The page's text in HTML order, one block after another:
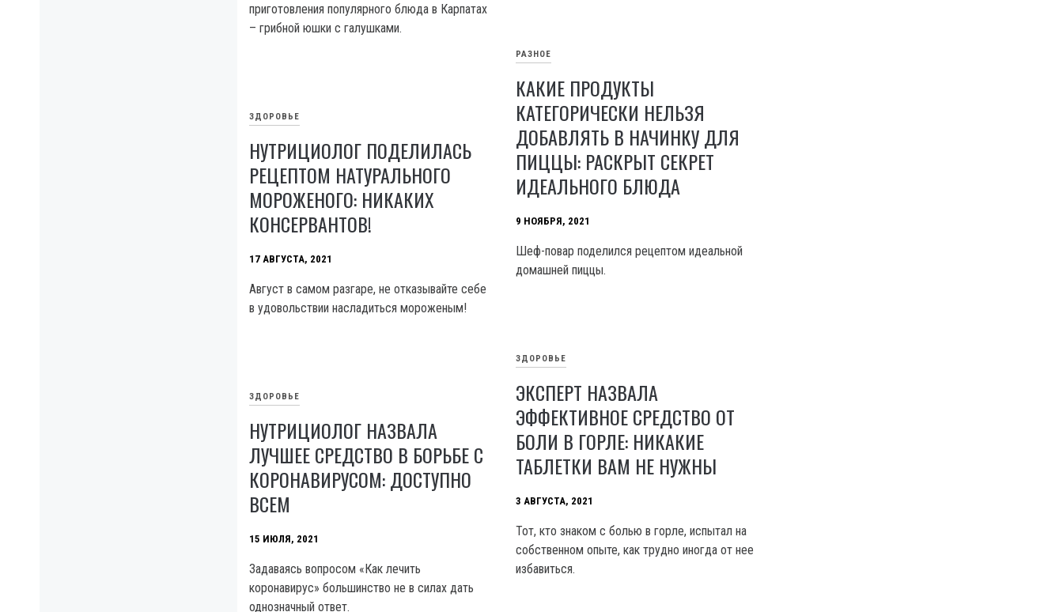
приготовления популярного блюда в Карпатах
– грибной юшки с галушками.
РАЗНОЕ
КАКИЕ ПРОДУКТЫ
КАТЕГОРИЧЕСКИ НЕЛЬЗЯ
ДОБАВЛЯТЬ В НАЧИНКУ ДЛЯ
ПИЦЦЫ: РАСКРЫТ СЕКРЕТ
ИДЕАЛЬНОГО БЛЮДА
9 НОЯБРЯ, 2021
Шеф-повар поделился рецептом идеальной
домашней пиццы.
ЗДОРОВЬЕ
НУТРИЦИОЛОГ ПОДЕЛИЛАСЬ
РЕЦЕПТОМ НАТУРАЛЬНОГО
МОРОЖЕНОГО: НИКАКИХ
КОНСЕРВАНТОВ!
17 АВГУСТА, 2021
Август в самом разгаре, не отказывайте себе
в удовольствии насладиться мороженым!
ЗДОРОВЬЕ
ЭКСПЕРТ НАЗВАЛА
ЭФФЕКТИВНОЕ СРЕДСТВО ОТ
БОЛИ В ГОРЛЕ: НИКАКИЕ
ТАБЛЕТКИ ВАМ НЕ НУЖНЫ
3 АВГУСТА, 2021
Тот, кто знаком с болью в горле, испытал на
собственном опыте, как трудно иногда от нее
избавиться.
ЗДОРОВЬЕ
НУТРИЦИОЛОГ НАЗВАЛА
ЛУЧШЕЕ СРЕДСТВО В БОРЬБЕ С
КОРОНАВИРУСОМ: ДОСТУПНО
ВСЕМ
15 ИЮЛЯ, 2021
Задаваясь вопросом «Как лечить
коронавирус» большинство не в силах дать
однозначный ответ.